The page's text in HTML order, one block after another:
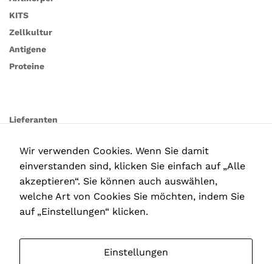
KITS
Zellkultur
Antigene
Proteine
Lieferanten
Wir verwenden Cookies. Wenn Sie damit
einverstanden sind, klicken Sie einfach auf „Alle
akzeptieren“. Sie können auch auswählen,
welche Art von Cookies Sie möchten, indem Sie
auf „Einstellungen“ klicken.
Einstellungen